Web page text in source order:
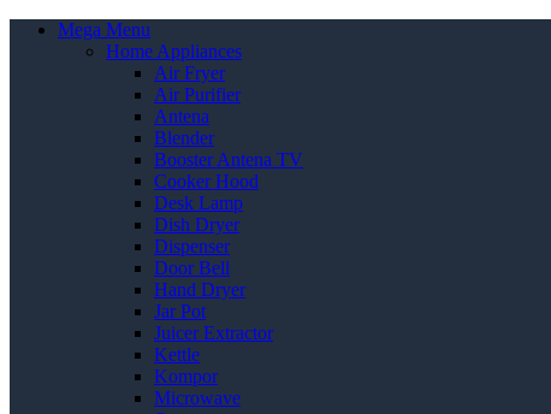
Mega Menu
Home Appliances
Air Fryer
Air Purifier
Antena
Blender
Booster Antena TV
Cooker Hood
Desk Lamp
Dish Dryer
Dispenser
Door Bell
Hand Dryer
Jar Pot
Juicer Extractor
Kettle
Kompor
Microwave